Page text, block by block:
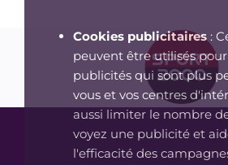
Cookies publicitaires :
peuvent être utilisés
publicités qui sont plus
vous et vos centres
aussi limiter le nombre
voyez une publicité et
l'efficacité des